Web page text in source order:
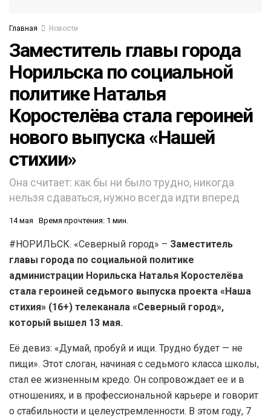
Главная Новости
Заместитель главы города
Норильска по социальной
политике Наталья
Коростелёва стала героиней
нового выпуска «Нашей
стихии»
Она считает: как бы ни было трудно, никогда
нельзя сдаваться, нужно всегда идти вперед
14 мая Время прочтения: 1 мин.
#НОРИЛЬСК. «Северный город» – Заместитель
главы города по социальной политике
администрации Норильска Наталья Коростелёва
стала героиней седьмого выпуска проекта «Наша
стихия» (16+) телеканала «Северный город»,
который вышел 13 мая.
Её девиз: «Думай, пробуй и ищи. Трудно будет — не
пищи». Этот слоган, начиная с седьмого класса школы,
стал ее жизненным кредо. Он сопровождает ее и в
отношениях, и в профессиональной карьере и говорит
о стабильности и целеустремленности. В этом году, 7